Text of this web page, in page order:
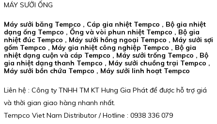
MÁY SƯỞI ỐNG
Máy sưởi băng Tempco , Cáp gia nhiệt Tempco , Bộ gia nhiệt
dạng ống Tempco , Ống và vòi phun nhiệt Tempco , Bộ gia
nhiệt đúc Tempco , Máy sưởi hồng ngoại Tempco , Máy sưởi sợi
gốm Tempco , Máy gia nhiệt công nghiệp Tempco , Bộ gia
nhiệt dạng cuộn và cáp Tempco , Máy sưởi trống Tempco , Bộ
gia nhiệt dạng thanh Tempco , Máy sưởi chuồng trại Tempco ,
Máy sưởi bồn chứa Tempco , Máy sưởi linh hoạt Tempco
Liên hệ : Công ty TNHH TM KT Hưng Gia Phát để được hỗ trợ giá
và thời gian giao hàng nhanh nhất.
Tempco Viet Nam Distributor / Hotline : 0938 336 079